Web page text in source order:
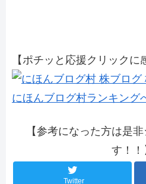
【ポチッと応援クリックに
にほんブログ村ランキング
【参考になった方は是
す！！
Twitter